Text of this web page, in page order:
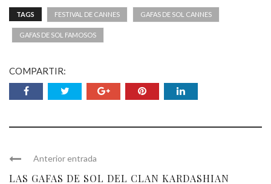
TAGS FESTIVAL DE CANNES GAFAS DE SOL CANNES
GAFAS DE SOL FAMOSOS
COMPARTIR:
Anterior entrada
LAS GAFAS DE SOL DEL CLAN KARDASHIAN